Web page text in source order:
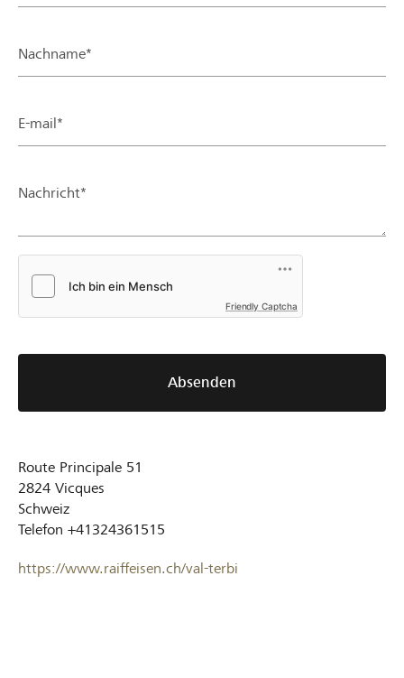
Nachname*
E-mail*
Nachricht*
Friendly Captcha
Absenden
Route Principale 51
2824 Vicques
Schweiz
Telefon +41324361515
https://www.raiffeisen.ch/val-terbi